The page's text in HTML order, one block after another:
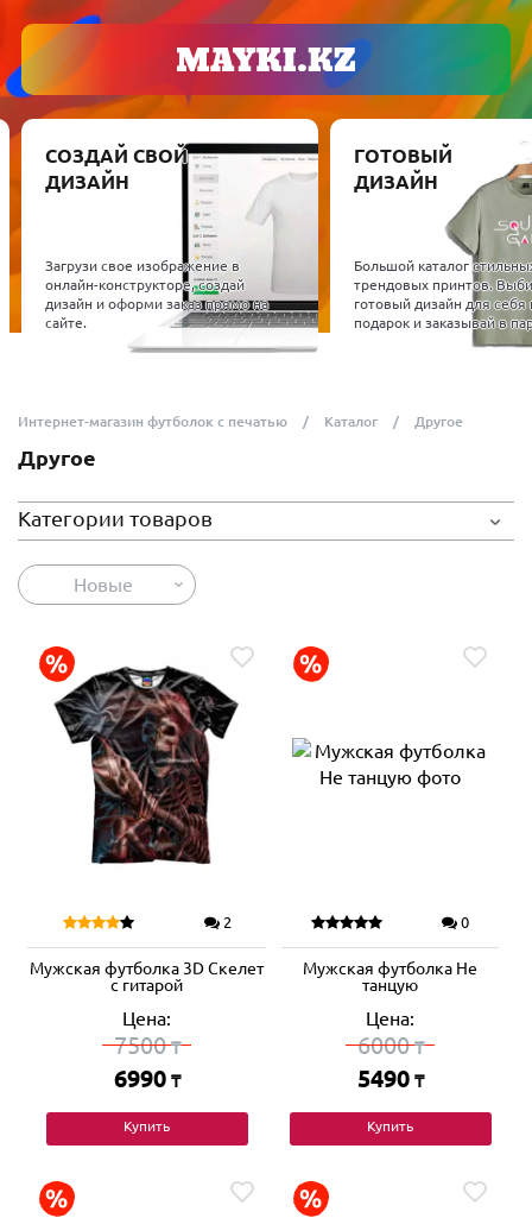
СОЗДАЙ СВОЙ
ДИЗАЙН
Загрузи свое изображение в
онлайн-конструкторе, создай
дизайн и оформи заказ прямо на
сайте.
ГОТОВЫЙ
ДИЗАЙН
Большой каталог
трендовых принтов.
готовый дизайн для себя
подарок и заказывай в
Интернет-магазин футболок с печатью Каталог Другое
Другое
Категории товаров
Новые
2
Мужская футболка 3D Скелет
с гитарой
Цена:
7500₸
6990 ₸
Купить
0
Мужская футболка Не
танцую
Цена:
6000₸
5490 ₸
Купить